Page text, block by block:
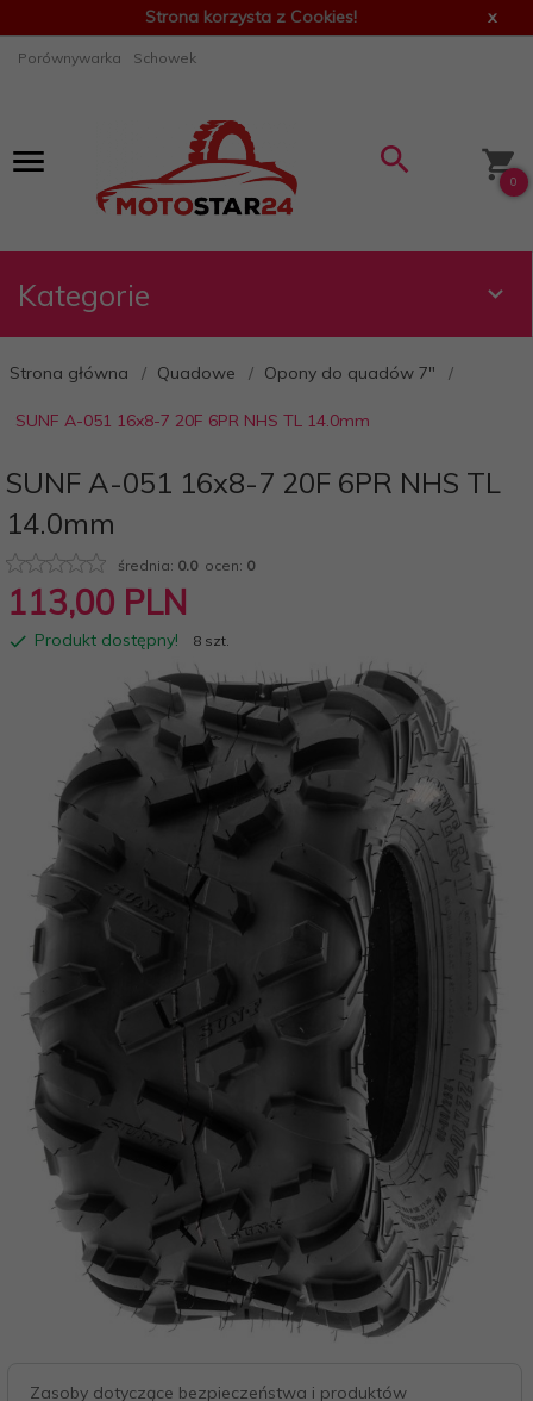
Strona korzysta z Cookies! x
Porównywarka Schowek
0
Kategorie
Strona główna Quadowe Opony do quadów 7"
SUNF A-051 16x8-7 20F 6PR NHS TL 14.0mm
SUNF A-051 16x8-7 20F 6PR NHS TL
14.0mm
średnia: 0.0ocen: 0
113,00 PLN
Produkt dostępny! 8 szt.
Zasoby dotyczące bezpieczeństwa i produktów